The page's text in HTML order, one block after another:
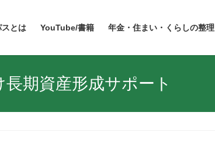
スとは YouTube/書籍 年金・住まい・くらしの整理
長期資産形成サポート